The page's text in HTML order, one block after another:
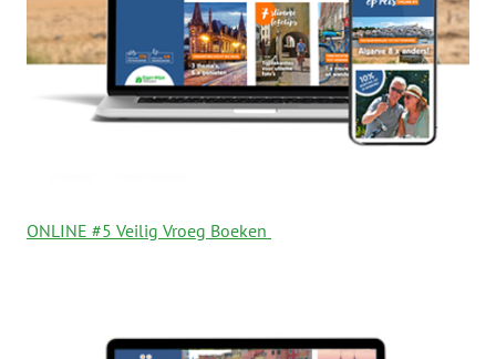
ONLINE #5 Veilig Vroeg Boeken